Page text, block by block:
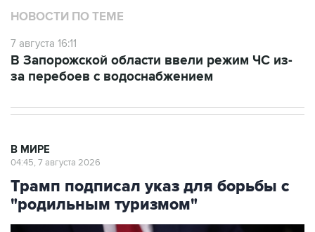
НОВОСТИ ПО ТЕМЕ
7 августа 16:11
В Запорожской области ввели режим ЧС из-
за перебоев с водоснабжением
В МИРЕ
04:45, 7 августа 2026
Трамп подписал указ для борьбы с
"родильным туризмом"